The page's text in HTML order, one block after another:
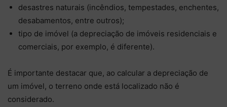
desastres naturais (incêndios, tempestades, enchentes,
desabamentos, entre outros);
tipo de imóvel (a depreciação de imóveis residenciais e
comerciais, por exemplo, é diferente).
É importante destacar que, ao calcular a depreciação de
um imóvel, o terreno onde está localizado não é
considerado.